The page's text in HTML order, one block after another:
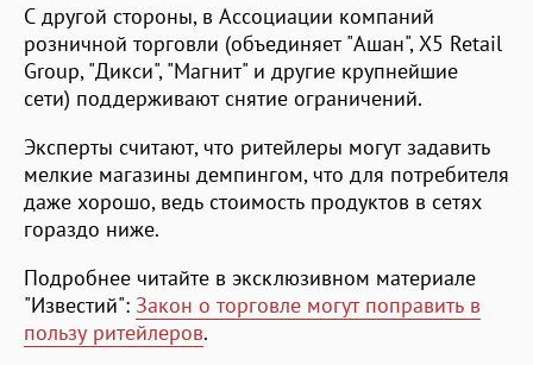
С другой стороны, в Ассоциации компаний
розничной торговли (объединяет "Ашан", X5 Retail
Group, "Дикси", "Магнит" и другие крупнейшие
сети) поддерживают снятие ограничений.
Эксперты считают, что ритейлеры могут задавить
мелкие магазины демпингом, что для потребителя
даже хорошо, ведь стоимость продуктов в сетях
гораздо ниже.
Подробнее читайте в эксклюзивном материале
"Известий": Закон о торговле могут поправить в
пользу ритейлеров.